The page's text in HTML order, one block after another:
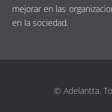
mejorar en las
en la sociedad.
© Adelantta.